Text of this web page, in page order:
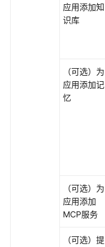
应用添加知
识库
（可选）为
应用添加记
忆
（可选）为
应用添加
MCP服务
（可选）提